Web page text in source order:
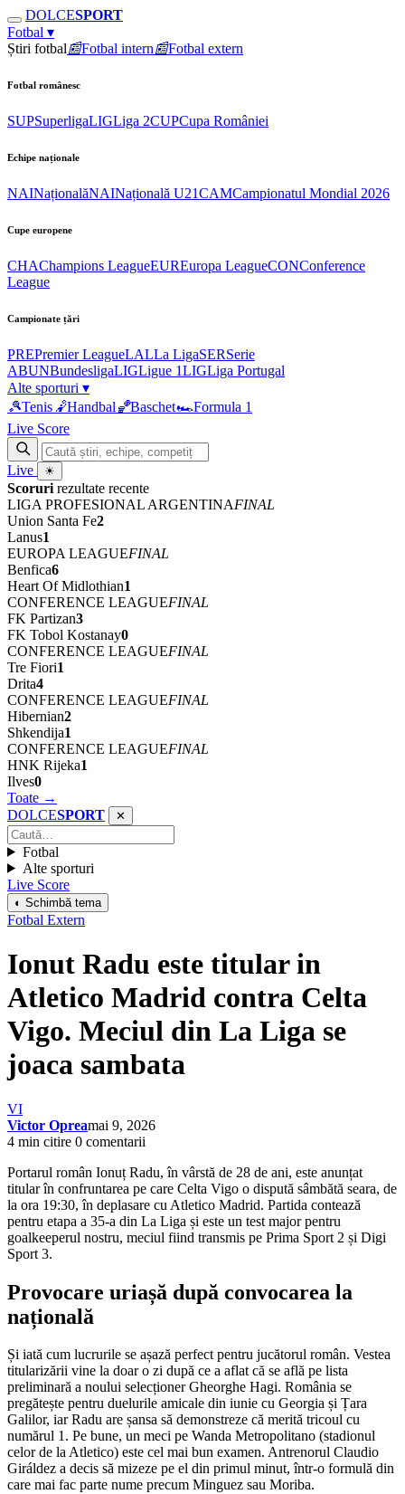
DOLCESPORT
Fotbal ▾
Știri fotbal📰Fotbal intern📰Fotbal extern
Fotbal românesc
SUPSuperligaLIGLiga 2CUPCupa României
Echipe naționale
NAINaționalăNAINațională U21CAMCampionatul Mondial 2026
Cupe europene
CHAChampions LeagueEUREuropa LeagueCONConference
League
Campionate țări
PREPremier LeagueLALLa LigaSERSerie
ABUNBundesligaLIGLigue 1LIGLiga Portugal
Alte sporturi ▾
🎾Tenis 🤾Handbal🏀Baschet🏎Formula 1
Live Score
Live ☀
Scoruri rezultate recente
LIGA PROFESIONAL ARGENTINAFINAL
Union Santa Fe2
Lanus1
EUROPA LEAGUEFINAL
Benfica6
Heart Of Midlothian1
CONFERENCE LEAGUEFINAL
FK Partizan3
FK Tobol Kostanay0
CONFERENCE LEAGUEFINAL
Tre Fiori1
Drita4
CONFERENCE LEAGUEFINAL
Hibernian2
Shkendija1
CONFERENCE LEAGUEFINAL
HNK Rijeka1
Ilves0
Toate →
DOLCESPORT ✕
Fotbal
Alte sporturi
Live Score
◐ Schimbă tema
Fotbal Extern
Ionut Radu este titular in
Atletico Madrid contra Celta
Vigo. Meciul din La Liga se
joaca sambata
VI
Victor Opreamai 9, 2026
4 min citire 0 comentarii
Portarul român Ionuț Radu, în vârstă de 28 de ani, este anunțat
titular în confruntarea pe care Celta Vigo o dispută sâmbătă seara, de
la ora 19:30, în deplasare cu Atletico Madrid. Partida contează
pentru etapa a 35-a din La Liga și este un test major pentru
goalkeeperul nostru, meciul fiind transmis pe Prima Sport 2 și Digi
Sport 3.
Provocare uriașă după convocarea la
națională
Și iată cum lucrurile se așază perfect pentru jucătorul român. Vestea
titularizării vine la doar o zi după ce a aflat că se află pe lista
preliminară a noului selecționer Gheorghe Hagi. România se
pregătește pentru duelurile amicale din iunie cu Georgia și Țara
Galilor, iar Radu are șansa să demonstreze că merită tricoul cu
numărul 1. Pe bune, un meci pe Wanda Metropolitano (stadionul
celor de la Atletico) este cel mai bun examen. Antrenorul Claudio
Giráldez a decis să mizeze pe el din primul minut, într-o formulă din
care mai fac parte nume precum Minguez sau Moriba.